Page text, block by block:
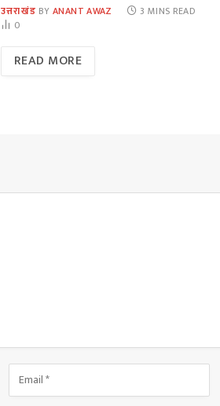
उत्तराखंड BY ANANT AWAZ
3 MINS READ
0
READ MORE